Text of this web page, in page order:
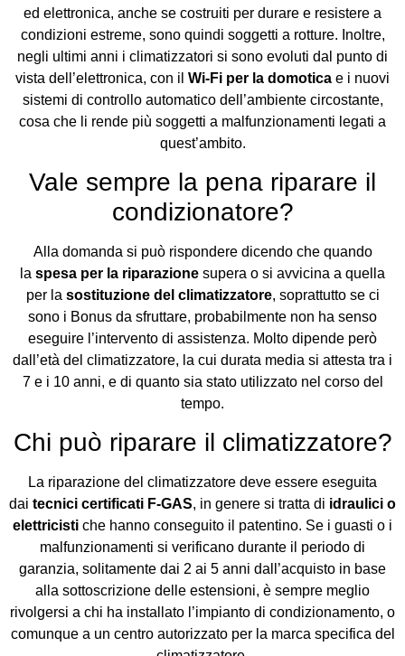
ed elettronica, anche se costruiti per durare e resistere a
condizioni estreme, sono quindi soggetti a rotture. Inoltre,
negli ultimi anni i climatizzatori si sono evoluti dal punto di
vista dell’elettronica, con il Wi-Fi per la domotica e i nuovi
sistemi di controllo automatico dell’ambiente circostante,
cosa che li rende più soggetti a malfunzionamenti legati a
quest’ambito.
Vale sempre la pena riparare il
condizionatore?
Alla domanda si può rispondere dicendo che quando
la spesa per la riparazione supera o si avvicina a quella
per la sostituzione del climatizzatore, soprattutto se ci
sono i Bonus da sfruttare, probabilmente non ha senso
eseguire l’intervento di assistenza. Molto dipende però
dall’età del climatizzatore, la cui durata media si attesta tra i
7 e i 10 anni, e di quanto sia stato utilizzato nel corso del
tempo.
Chi può riparare il climatizzatore?
La riparazione del climatizzatore deve essere eseguita
dai tecnici certificati F-GAS, in genere si tratta di idraulici o
elettricisti che hanno conseguito il patentino. Se i guasti o i
malfunzionamenti si verificano durante il periodo di
garanzia, solitamente dai 2 ai 5 anni dall’acquisto in base
alla sottoscrizione delle estensioni, è sempre meglio
rivolgersi a chi ha installato l’impianto di condizionamento, o
comunque a un centro autorizzato per la marca specifica del